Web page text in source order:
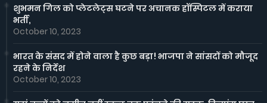
शुभमन गिल को प्लेटलेट्स घटने पर अचानक हॉस्पिटल में कराया
भर्ती,
October 10, 2023
भारत के संसद में होने वाला है कुछ बड़ा! भाजपा ने सांसदों को मौजूद
रहने के निर्देश
October 10, 2023